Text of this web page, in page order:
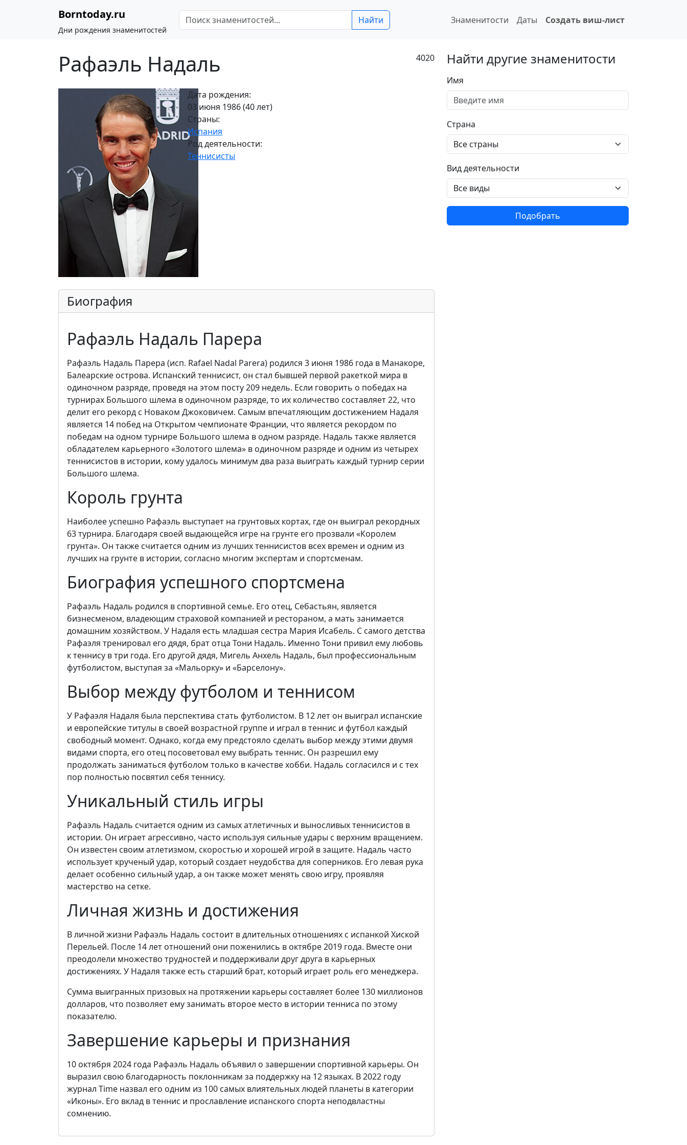
Borntoday.ru
Дни рождения знаменитостей
Найти Знаменитости Даты Создать виш-лист
Рафаэль Надаль 4020
Дата рождения:
03 июня 1986 (40 лет)
Страны:
Испания
Род деятельности:
Теннисисты
Биография
Рафаэль Надаль Парера
Рафаэль Надаль Парера (исп. Rafael Nadal Parera) родился 3 июня 1986 года в Манакоре,
Балеарские острова. Испанский теннисист, он стал бывшей первой ракеткой мира в
одиночном разряде, проведя на этом посту 209 недель. Если говорить о победах на
турнирах Большого шлема в одиночном разряде, то их количество составляет 22, что
делит его рекорд с Новаком Джоковичем. Самым впечатляющим достижением Надаля
является 14 побед на Открытом чемпионате Франции, что является рекордом по
победам на одном турнире Большого шлема в одном разряде. Надаль также является
обладателем карьерного «Золотого шлема» в одиночном разряде и одним из четырех
теннисистов в истории, кому удалось минимум два раза выиграть каждый турнир серии
Большого шлема.
Король грунта
Наиболее успешно Рафаэль выступает на грунтовых кортах, где он выиграл рекордных
63 турнира. Благодаря своей выдающейся игре на грунте его прозвали «Королем
грунта». Он также считается одним из лучших теннисистов всех времен и одним из
лучших на грунте в истории, согласно многим экспертам и спортсменам.
Биография успешного спортсмена
Рафаэль Надаль родился в спортивной семье. Его отец, Себастьян, является
бизнесменом, владеющим страховой компанией и рестораном, а мать занимается
домашним хозяйством. У Надаля есть младшая сестра Мария Исабель. С самого детства
Рафаэля тренировал его дядя, брат отца Тони Надаль. Именно Тони привил ему любовь
к теннису в три года. Его другой дядя, Мигель Анхель Надаль, был профессиональным
футболистом, выступая за «Мальорку» и «Барселону».
Выбор между футболом и теннисом
У Рафаэля Надаля была перспектива стать футболистом. В 12 лет он выиграл испанские
и европейские титулы в своей возрастной группе и играл в теннис и футбол каждый
свободный момент. Однако, когда ему предстояло сделать выбор между этими двумя
видами спорта, его отец посоветовал ему выбрать теннис. Он разрешил ему
продолжать заниматься футболом только в качестве хобби. Надаль согласился и с тех
пор полностью посвятил себя теннису.
Уникальный стиль игры
Рафаэль Надаль считается одним из самых атлетичных и выносливых теннисистов в
истории. Он играет агрессивно, часто используя сильные удары с верхним вращением.
Он известен своим атлетизмом, скоростью и хорошей игрой в защите. Надаль часто
использует крученый удар, который создает неудобства для соперников. Его левая рука
делает особенно сильный удар, а он также может менять свою игру, проявляя
мастерство на сетке.
Личная жизнь и достижения
В личной жизни Рафаэль Надаль состоит в длительных отношениях с испанкой Хиской
Перельей. После 14 лет отношений они поженились в октябре 2019 года. Вместе они
преодолели множество трудностей и поддерживали друг друга в карьерных
достижениях. У Надаля также есть старший брат, который играет роль его менеджера.
Сумма выигранных призовых на протяжении карьеры составляет более 130 миллионов
долларов, что позволяет ему занимать второе место в истории тенниса по этому
показателю.
Завершение карьеры и признания
10 октября 2024 года Рафаэль Надаль объявил о завершении спортивной карьеры. Он
выразил свою благодарность поклонникам за поддержку на 12 языках. В 2022 году
журнал Time назвал его одним из 100 самых влиятельных людей планеты в категории
«Иконы». Его вклад в теннис и прославление испанского спорта неподвластны
сомнению.
Найти другие знаменитости
Имя
Страна
Вид деятельности
Подобрать